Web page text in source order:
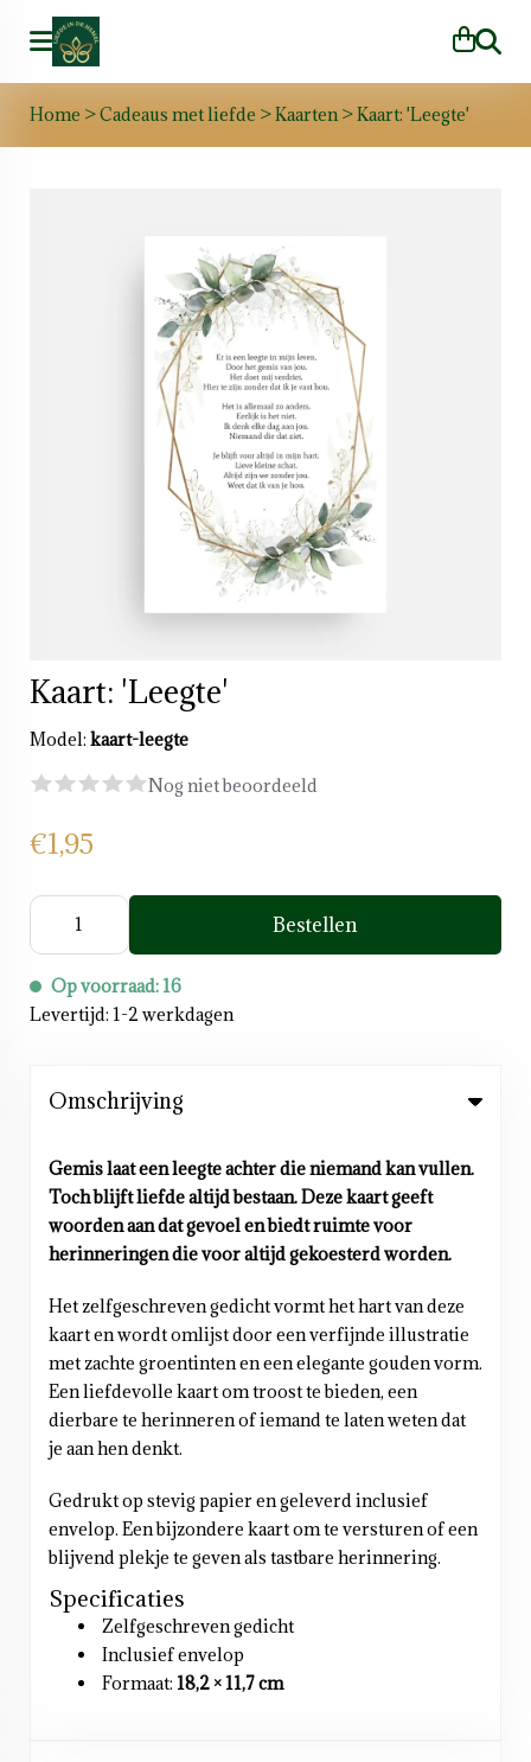
Home >Cadeaus met liefde >Kaarten>Kaart: 'Leegte'
Kaart: 'Leegte'
Model: kaart-leegte
Nog niet beoordeeld
€1,95
Bestellen
Op voorraad: 16
Levertijd: 1-2 werkdagen
Omschrijving
Gemis laat een leegte achter die niemand kan vullen.
Toch blijft liefde altijd bestaan. Deze kaart geeft
woorden aan dat gevoel en biedt ruimte voor
herinneringen die voor altijd gekoesterd worden.
Het zelfgeschreven gedicht vormt het hart van deze
kaart en wordt omlijst door een verfijnde illustratie
met zachte groentinten en een elegante gouden vorm.
Een liefdevolle kaart om troost te bieden, een
dierbare te herinneren of iemand te laten weten dat
je aan hen denkt.
Gedrukt op stevig papier en geleverd inclusief
envelop. Een bijzondere kaart om te versturen of een
blijvend plekje te geven als tastbare herinnering.
Specificaties
Zelfgeschreven gedicht
Inclusief envelop
Formaat: 18,2 × 11,7 cm